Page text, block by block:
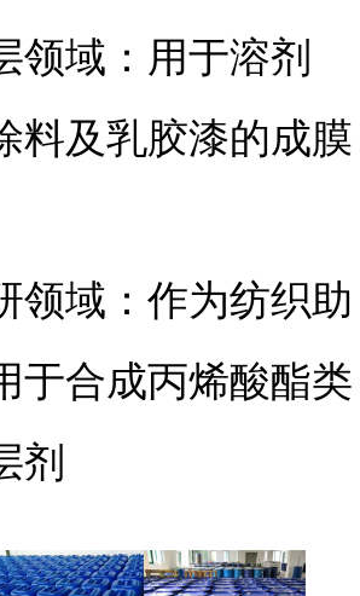
领域：用于溶剂
料及乳胶漆的成膜
领域：作为纺织助
于合成丙烯酸酯类
剂